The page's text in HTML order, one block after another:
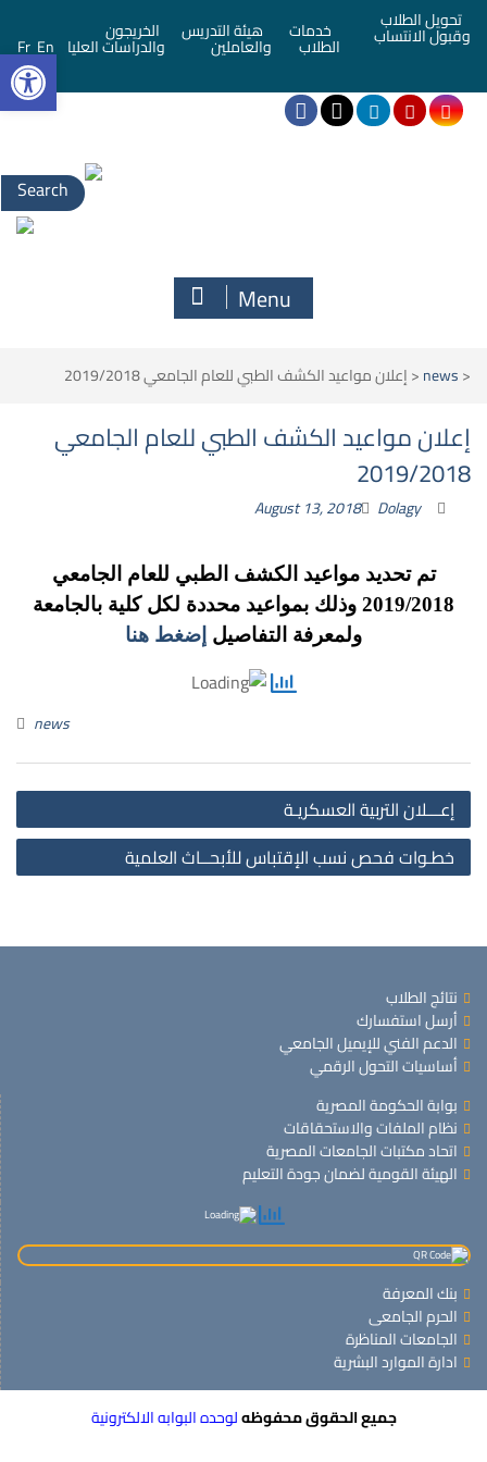
تحويل الطلاب
وقبول الانتساب خدمات
الطلاب
هيئة التدريس
والعاملين
الخريجون
والدراسات العليا En
Fr
Search
for:
Menu
<
news
<إعلان مواعيد الكشف الطبي للعام الجامعي 2019/2018
إعلان مواعيد الكشف الطبي للعام الجامعي
2019/2018
August 13, 2018 Dolagy
تم تحديد مواعيد الكشف الطبي للعام الجامعي
2019/2018 وذلك بمواعيد محددة لكل كلية بالجامعة
ولمعرفة التفاصيل إضغط هنا
news
إعـــلان التربية العسكريـة
خطـوات فحص نسب الإقتباس للأبحــاث العلمية
نتائج الطلاب
أرسل استفسارك
الدعم الفني للإيميل الجامعي
أساسيات التحول الرقمي
بوابة الحكومة المصرية
نظام الملفات والاستحقاقات
اتحاد مكتبات الجامعات المصرية
الهيئة القومية لضمان جودة التعليم
بنك المعرفة
الحرم الجامعى
الجامعات المناظرة
ادارة الموارد البشرية
جميع الحقوق محفوظهلوحده البوابه الالكترونية